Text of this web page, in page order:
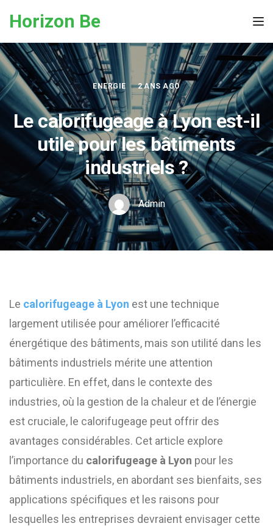
Horizon Be
ENERGIE 2 ANS AGO
Le calorifugeage à Lyon est-il
utile pour les bâtiments
industriels ?
Admin
Le calorifugeage à Lyon est une technique
largement utilisée pour améliorer l’efficacité
énergétique des bâtiments, mais son utilité dans les
bâtiments industriels mérite une attention
particulière. En effet, dans le contexte des
industries, où la gestion de la chaleur et de l’énergie
est cruciale, le calorifugeage peut offrir des
avantages considérables. Cet article explore
l’importance du calorifugeage à Lyon pour les
bâtiments industriels, en abordant ses bienfaits, ses
applications spécifiques et les raisons pour
lesquelles les entreprises devraient envisager cette